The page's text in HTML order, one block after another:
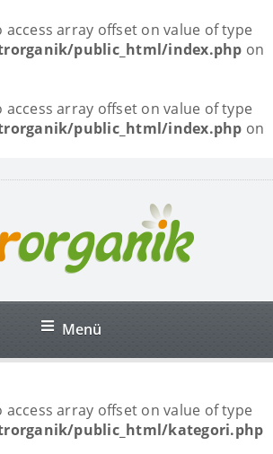
access array offset on value of type
public_html/index.php on
access array offset on value of type
public_html/index.php on
Menü
access array offset on value of type
public_html/kategori.php